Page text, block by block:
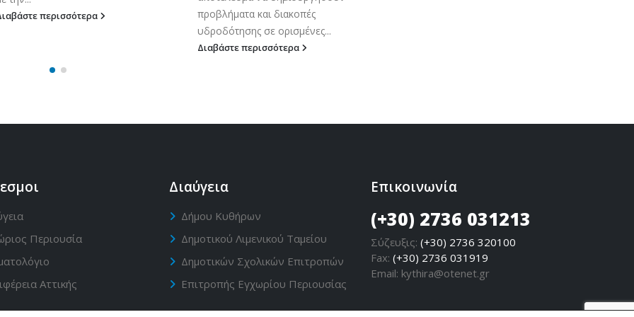
περισσότερα
προβλήματα και διακοπές
υδροδότησης σε ορισμένες...
Διαβάστε περισσότερα
Περιουσία
Αττικής
Διαύγεια
Δήμου Κυθήρων
Δημοτικού Λιμενικού Ταμείου
Δημοτικών Σχολικών Επιτροπών
Επιτροπής Εγχωρίου Περιουσίας
Επικοινωνία
(+30) 2736 031213
Σύζευξις: (+30) 2736 320100
Fax: (+30) 2736 031919
Email: kythira@otenet.gr